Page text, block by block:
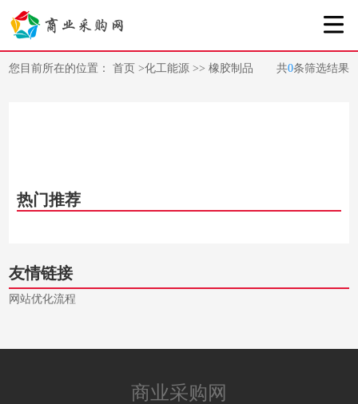
您目前所在的位置：首页>化工能源 >>橡胶制品 共0条筛选结果
热门推荐
友情链接
网站优化流程
商业采购网